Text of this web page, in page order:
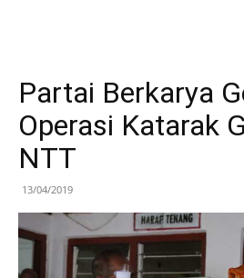
Partai Berkarya
Operasi Katarak
NTT
13/04/2019